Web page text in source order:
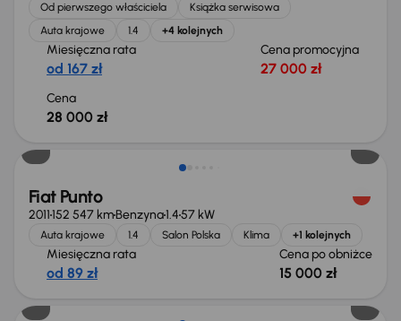
Od pierwszego właściciela
Książka serwisowa
Auta krajowe
1.4 +4 kolejnych
Miesięczna rata
od 167 zł
Cena promocyjna
27 000 zł
Cena
28 000 zł
Taniej o 1 000 zł
Fiat Punto
2011152 547 kmBenzyna1.457 kW
Auta krajowe 1.4 Salon Polska Klima +1 kolejnych
Miesięczna rata
od 89 zł
Cena po obniżce
15 000 zł
Taniej o 500 zł